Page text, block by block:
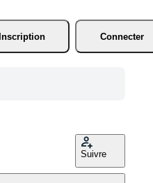
Connecter
Suivre